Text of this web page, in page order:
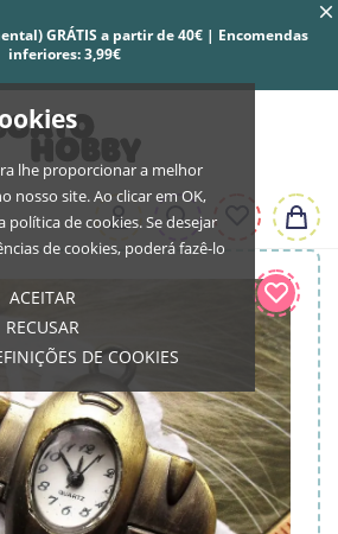
lhe proporcionar a melhor
nosso site. Ao clicar em OK,
política de cookies. Se desejar
de cookies, poderá fazê-lo
ACEITAR
RECUSAR
DE COOKIES
GRÁTIS a partir de 40€ | Encomendas
inferiores: 3,99€